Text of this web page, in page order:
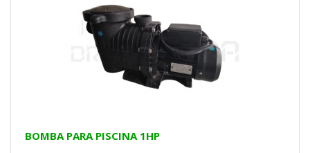
BOMBA PARA PISCINA 1HP